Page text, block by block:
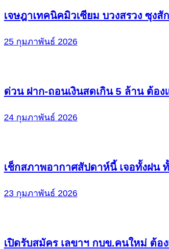
เจษฎาเทคนิคมิวเซียม บวงสรวง ซุง
25 กุมภาพันธ์ 2026
ด่วน ฝาก-ถอนเงินสดเกิน 5 ล้าน ต้อง
24 กุมภาพันธ์ 2026
เช็กสภาพอากาศสัปดาห์นี้ เจอทั้งฝน
23 กุมภาพันธ์ 2026
เปิดรับสมัคร เลขาฯ กบข.คนใหม่ ต้อ